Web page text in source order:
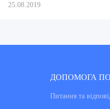
25.08.2019
ДОПОМОГА ПО
Питання та